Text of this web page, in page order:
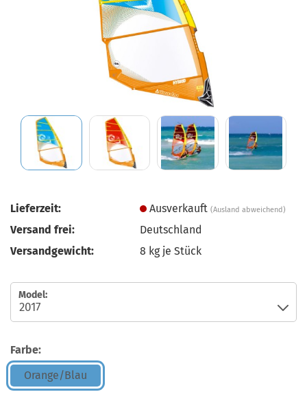
Lieferzeit: Ausverkauft(Ausland abweichend)
Versand frei:
Deutschland
Versandgewicht:
8 kg je Stück
Model:
Farbe:
Orange/Blau